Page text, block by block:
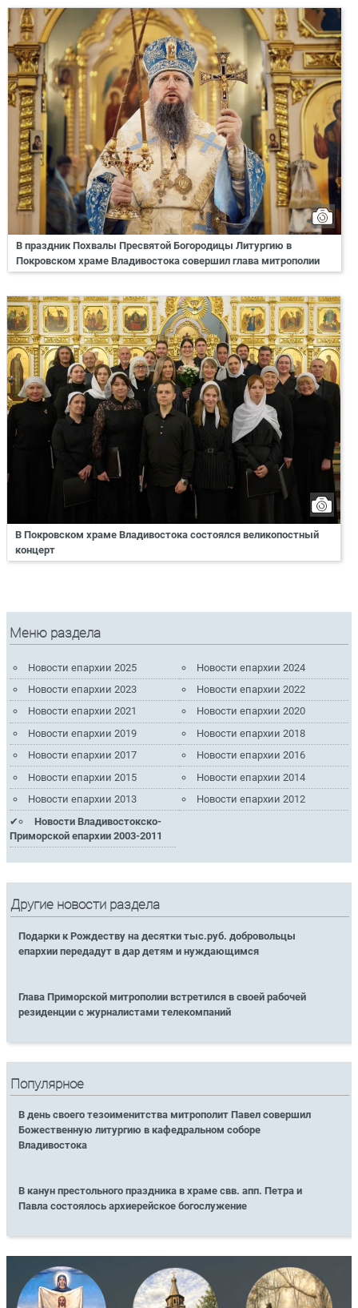
В праздник Похвалы Пресвятой Богородицы Литургию в
Покровском храме Владивостока совершил глава митрополии
В Покровском храме Владивостока состоялся великопостный
концерт
Меню раздела
Новости епархии 2025
Новости епархии 2024
Новости епархии 2023
Новости епархии 2022
Новости епархии 2021
Новости епархии 2020
Новости епархии 2019
Новости епархии 2018
Новости епархии 2017
Новости епархии 2016
Новости епархии 2015
Новости епархии 2014
Новости епархии 2013
Новости епархии 2012
Новости Владивостокско-
Приморской епархии 2003-2011
Другие новости раздела
Подарки к Рождеству на десятки тыс.руб. добровольцы
епархии передадут в дар детям и нуждающимся
Глава Приморской митрополии встретился в своей рабочей
резиденции с журналистами телекомпаний
Популярное
В день своего тезоименитства митрополит Павел совершил
Божественную литургию в кафедральном соборе
Владивостока
В канун престольного праздника в храме свв. апп. Петра и
Павла состоялось архиерейское богослужение